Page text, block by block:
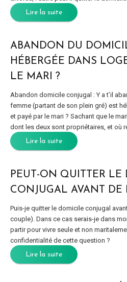
Lire la suite
ABANDON DU
HÉBERGÉE DANS
LE MARI ?
Abandon domicile conjugal : Y a t’il
femme (partant de son plein gré) est
et payé par le mari ? Sachant que le
dont les deux sont propriétaires, et où
Lire la suite
PEUT-ON QUITTER LE
CONJUGAL AVANT DE
Puis-je quitter le domicile conjugal
couple). Dans ce cas serais-je dans
partir pour vivre seule et non
confidentialité de cette question ?
Lire la suite